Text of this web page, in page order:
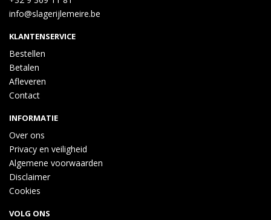
info@slagerijlemeire.be
KLANTENSERVICE
Bestellen
Betalen
Afleveren
Contact
INFORMATIE
Over ons
Privacy en veiligheid
Algemene voorwaarden
Disclaimer
Cookies
VOLG ONS